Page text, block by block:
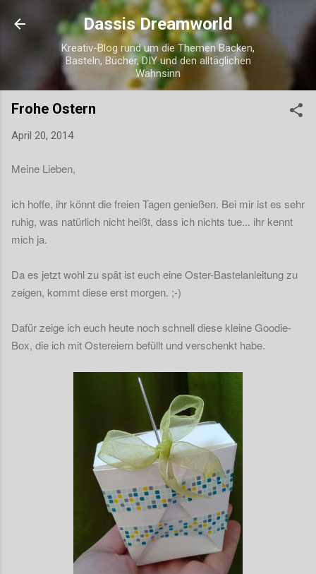
Direkt zum Hauptbereich
Dassis Dreamworld
Kreativ-Blog rund um die Themen Backen,
Basteln, Bücher, DIY und den alltäglichen
Wahnsinn
Frohe Ostern
April 20, 2014
Meine Lieben,
ich hoffe, ihr könnt die freien Tagen genießen. Bei mir ist es sehr
ruhig, was natürlich nicht heißt, dass ich nichts tue... ihr kennt
mich ja.
Da es jetzt wohl zu spät ist euch eine Oster-Bastelanleitung zu
zeigen, kommt diese erst morgen. ;-)
Dafür zeige ich euch heute noch schnell diese kleine Goodie-
Box, die ich mit Ostereiern befüllt und verschenkt habe.